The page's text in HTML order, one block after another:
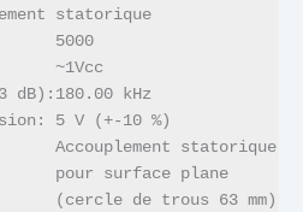
statorique
5000
~1Vcc
dB):180.00 kHz
5 V (+-10 %)
Accouplement statorique
pour surface plane
(cercle de trous 63 mm)